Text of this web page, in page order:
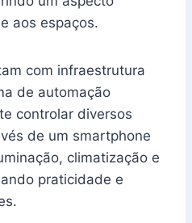
aos espaços.
com infraestrutura
de automação
controlar diversos
de um smartphone
climatização e
praticidade e